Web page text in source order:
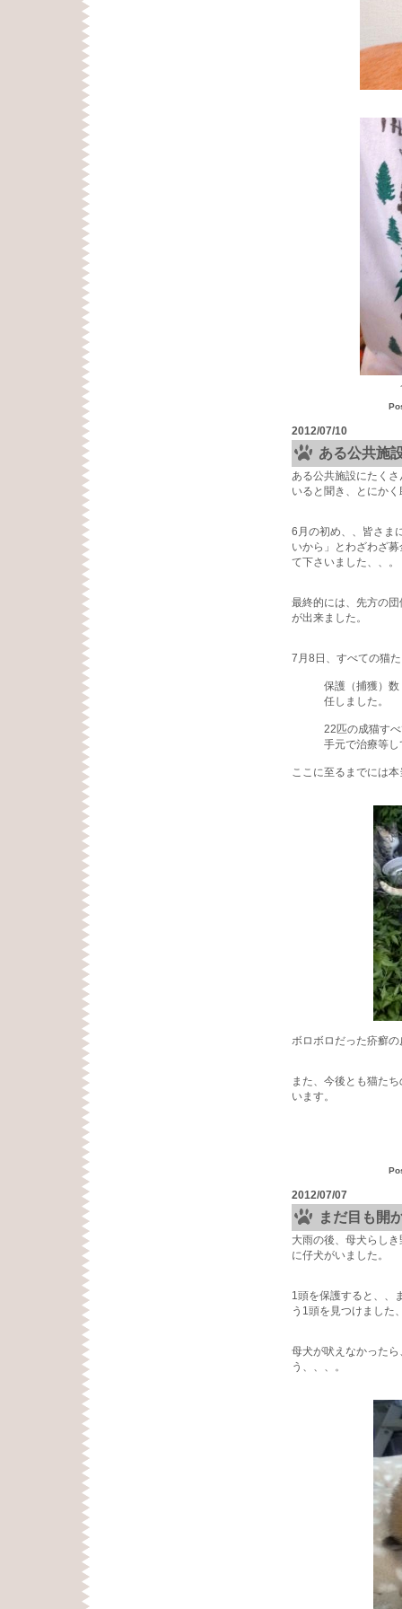
メメち
2012/07/10
ある公共施
ある公共施設にたく
いると聞き、とにか
6月の初め、、皆さま
いから」とわざわざ
て下さいました、、。
最終的には、先方の
が出来ました。
7月8日、すべての猫
保護（捕獲）数
任しました。
22匹の成猫すべて
手元で治療等し
ここに至るまでには
ボロボロだった疥癬
また、今後とも猫た
います。
2012/07/07
まだ目も開
大雨の後、母犬らし
に仔犬がいました。
1頭を保護すると、、
う1頭を見つけました
母犬が吠えなかった
う、、、。